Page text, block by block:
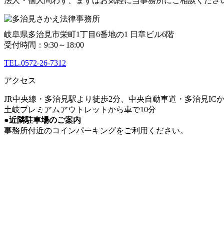
岐阜県多治見市栄町1丁目6番地の1 日章ビル6階
受付時間：9:30～18:00
TEL.0572-26-7312
アクセス
JR中央線・多治見駅より徒歩2分、中央自動車道・多治見IC
土岐プレミアムアウトレットから車で10分
●近隣駐車場のご案内
事務所付近のコインパーキングをご利用ください。